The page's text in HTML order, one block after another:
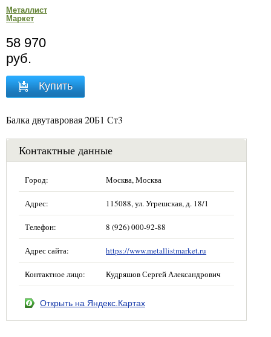
Металлист
Маркет
58 970
руб.
Купить
Балка двутавровая 20Б1 Ст3
Контактные данные
Город: Москва, Москва
Адрес: 115088, ул. Угрешская, д. 18/1
Телефон: 8 (926) 000-92-88
Адрес сайта: https://www.metallistmarket.ru
Контактное лицо: Кудряшов Сергей Александрович
Открыть на Яндекс.Картах